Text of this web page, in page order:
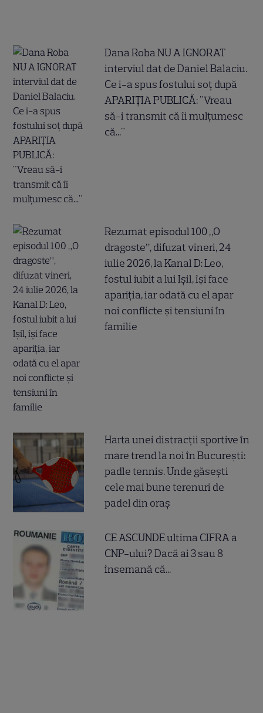
Dana Roba NU A IGNORAT
interviul dat de Daniel Balaciu.
Ce i-a spus fostului soț după
APARIȚIA PUBLICĂ: "Vreau
să-i transmit că îi mulțumesc
că..."
Rezumat episodul 100 „O
dragoste”, difuzat vineri, 24
iulie 2026, la Kanal D: Leo,
fostul iubit a lui Ișil, își face
apariția, iar odată cu el apar
noi conflicte și tensiuni în
familie
Harta unei distracții sportive în
mare trend la noi în București:
padle tennis. Unde găsești
cele mai bune terenuri de
padel din oraș
CE ASCUNDE ultima CIFRA a
CNP-ului? Dacă ai 3 sau 8
însemană că...